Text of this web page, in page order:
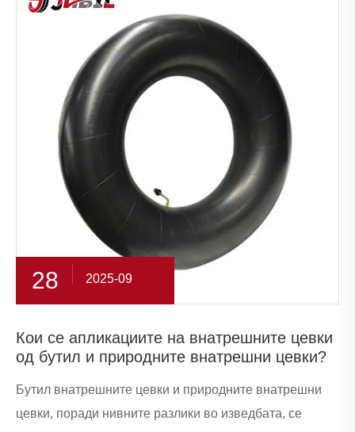
28 2025-09
Кои се апликациите на внатрешните цевки
од бутил и природните внатрешни цевки?
Бутил внатрешните цевки и природните внатрешни
цевки, поради нивните разлики во изведбата, се